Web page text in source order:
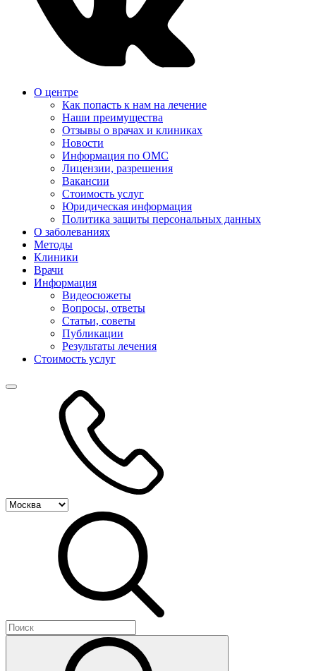
О центре
Как попасть к нам на лечение
Наши преимущества
Отзывы о врачах и клиниках
Новости
Информация по ОМС
Лицензии, разрешения
Вакансии
Стоимость услуг
Юридическая информация
Политика защиты персональных данных
О заболеваниях
Методы
Клиники
Врачи
Информация
Видеосюжеты
Вопросы, ответы
Статьи, советы
Публикации
Результаты лечения
Стоимость услуг